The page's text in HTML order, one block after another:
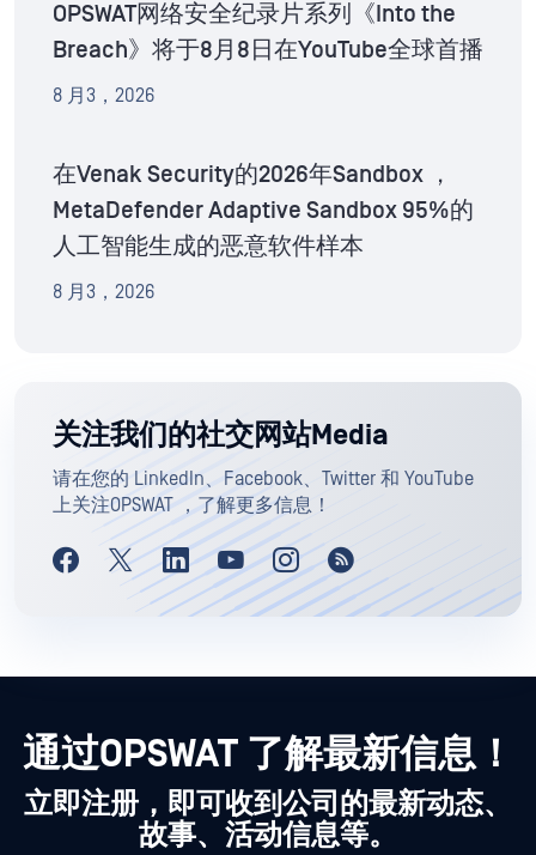
OPSWAT网络安全纪录片系列《Into the
Breach》将于8月8日在YouTube全球首播
8 月3，2026
在Venak Security的2026年Sandbox ，
MetaDefender Adaptive Sandbox 95%的
人工智能生成的恶意软件样本
8 月3，2026
关注我们的社交网站Media
请在您的 LinkedIn、Facebook、Twitter 和 YouTube
上关注OPSWAT ，了解更多信息！
通过OPSWAT 了解最新信息！
立即注册，即可收到公司的最新动态、
故事、活动信息等。